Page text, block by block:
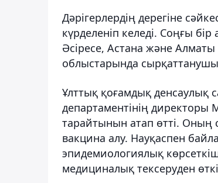
Дәрігерлердің дерегіне
күрделеніп келеді. Соңғы
Әсіресе, Астана және
облыстарында
Ұлттық қоғамдық денсаулық
департаментінің
тарайтынын атап өтті.
вакцина алу. Науқаспен
эпидемиологиялық
медициналық тексеруден